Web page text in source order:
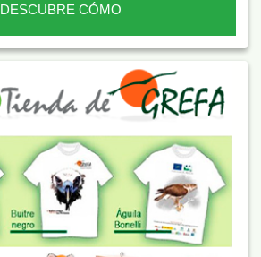
DESCUBRE CÓMO